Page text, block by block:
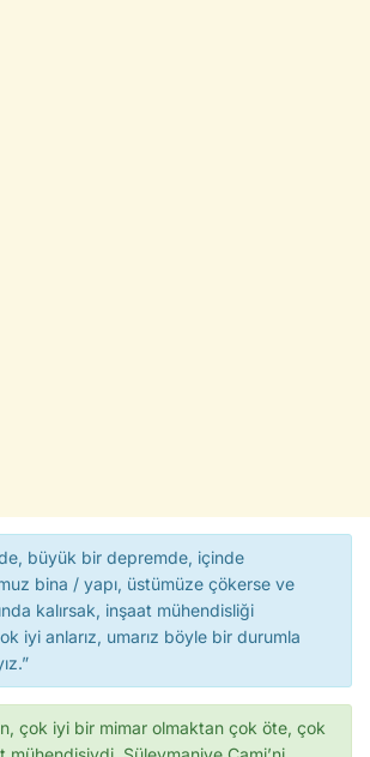
büyük bir depremde, içinde
bina / yapı, üstümüze çökerse ve
kalırsak, inşaat mühendisliği
iyi anlarız, umarız böyle bir durumla
çok iyi bir mimar olmaktan çok öte, çok